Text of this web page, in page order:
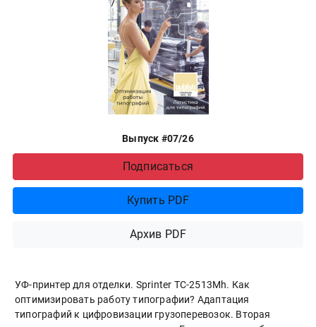
Выпуск #07/26
Подписаться
Купить PDF
Архив PDF
УФ-принтер для отделки. Sprinter ТС-2513Mh. Как
оптимизировать работу типографии? Адаптация
типографий к цифровизации грузоперевозок. Вторая